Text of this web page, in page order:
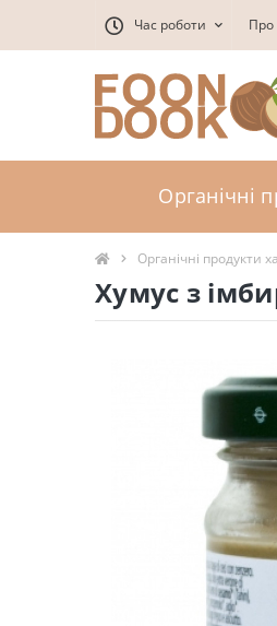
Час роботи Про
Органічні
Органічні продукти
Хумус з